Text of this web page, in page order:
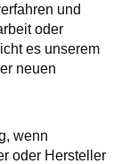
und
oder
es unserem
neuen
wenn
oder Hersteller